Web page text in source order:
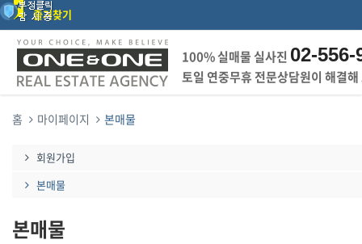
즐겨찾기
100% 실매물 실사진 02-556-
토일 연중무휴 전문상담원이 해결
홈 마이페이지 본매물
회원가입
본매물
본매물